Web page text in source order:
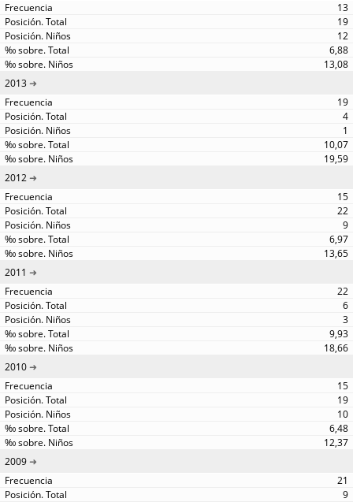
13
19
12
6,88
13,08
2013
19
4
1
10,07
19,59
2012
15
22
9
6,97
13,65
2011
22
6
3
9,93
18,66
2010
15
19
10
6,48
12,37
2009
21
9